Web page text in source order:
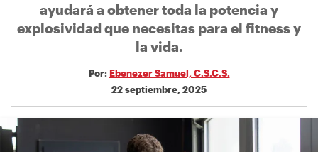
ayudará a obtener toda la potencia y
explosividad que necesitas para el fitness y
la vida.
Por: Ebenezer Samuel, C.S.C.S.
22 septiembre, 2025